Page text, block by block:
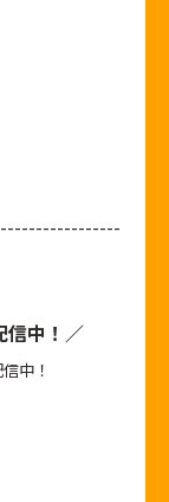
信中！／
中！